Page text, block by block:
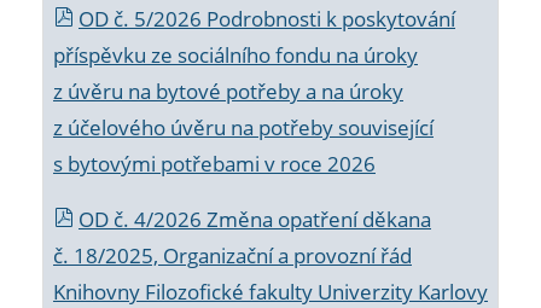
OD č. 5/2026 Podrobnosti k poskytování
příspěvku ze sociálního fondu na úroky
z úvěru na bytové potřeby a na úroky
z účelového úvěru na potřeby související
s bytovými potřebami v roce 2026
OD č. 4/2026 Změna opatření děkana
č. 18/2025, Organizační a provozní řád
Knihovny Filozofické fakulty Univerzity Karlovy